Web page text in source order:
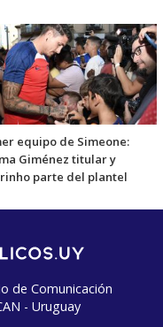
equipo de Simeone:
Giménez titular y
parte del plantel
de Comunicación
- Uruguay